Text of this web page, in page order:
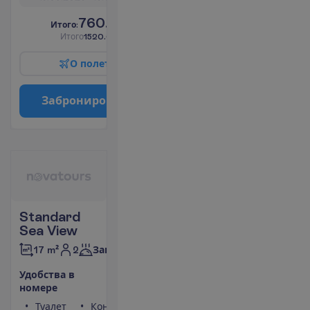
И того:760.00
Итого1520.00
О полет
Заброниро
Standard
Sea View
17 m² 2 Завтраки
Удобства в
номере
Туалет
Кондиционер